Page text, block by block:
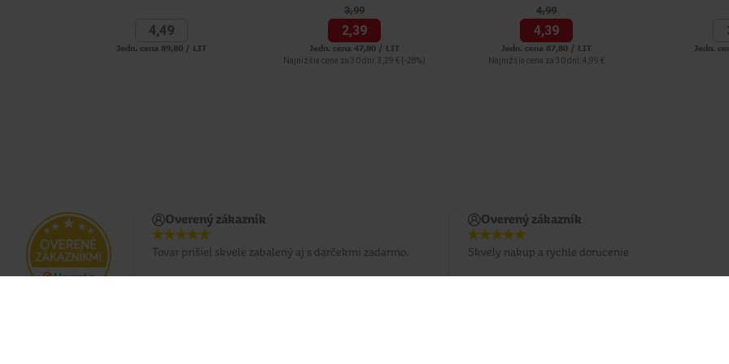
4,49
Jedn. cena 89,80 / LIT
3,99
2,39
Jedn. cena 47,80 / LIT
Najnižšia cena za 30 dní: 3,29 € (-28%)
4,99
4,39
Jedn. cena 87,80 / LIT
Najnižšia cena za 30 dní: 4,99 €
Jedn.
Overený zákazník
Tovar prišiel skvele zabalený aj s darčekmi zadarmo.
Overený zákazník
Skvely nakup a rychle dorucenie